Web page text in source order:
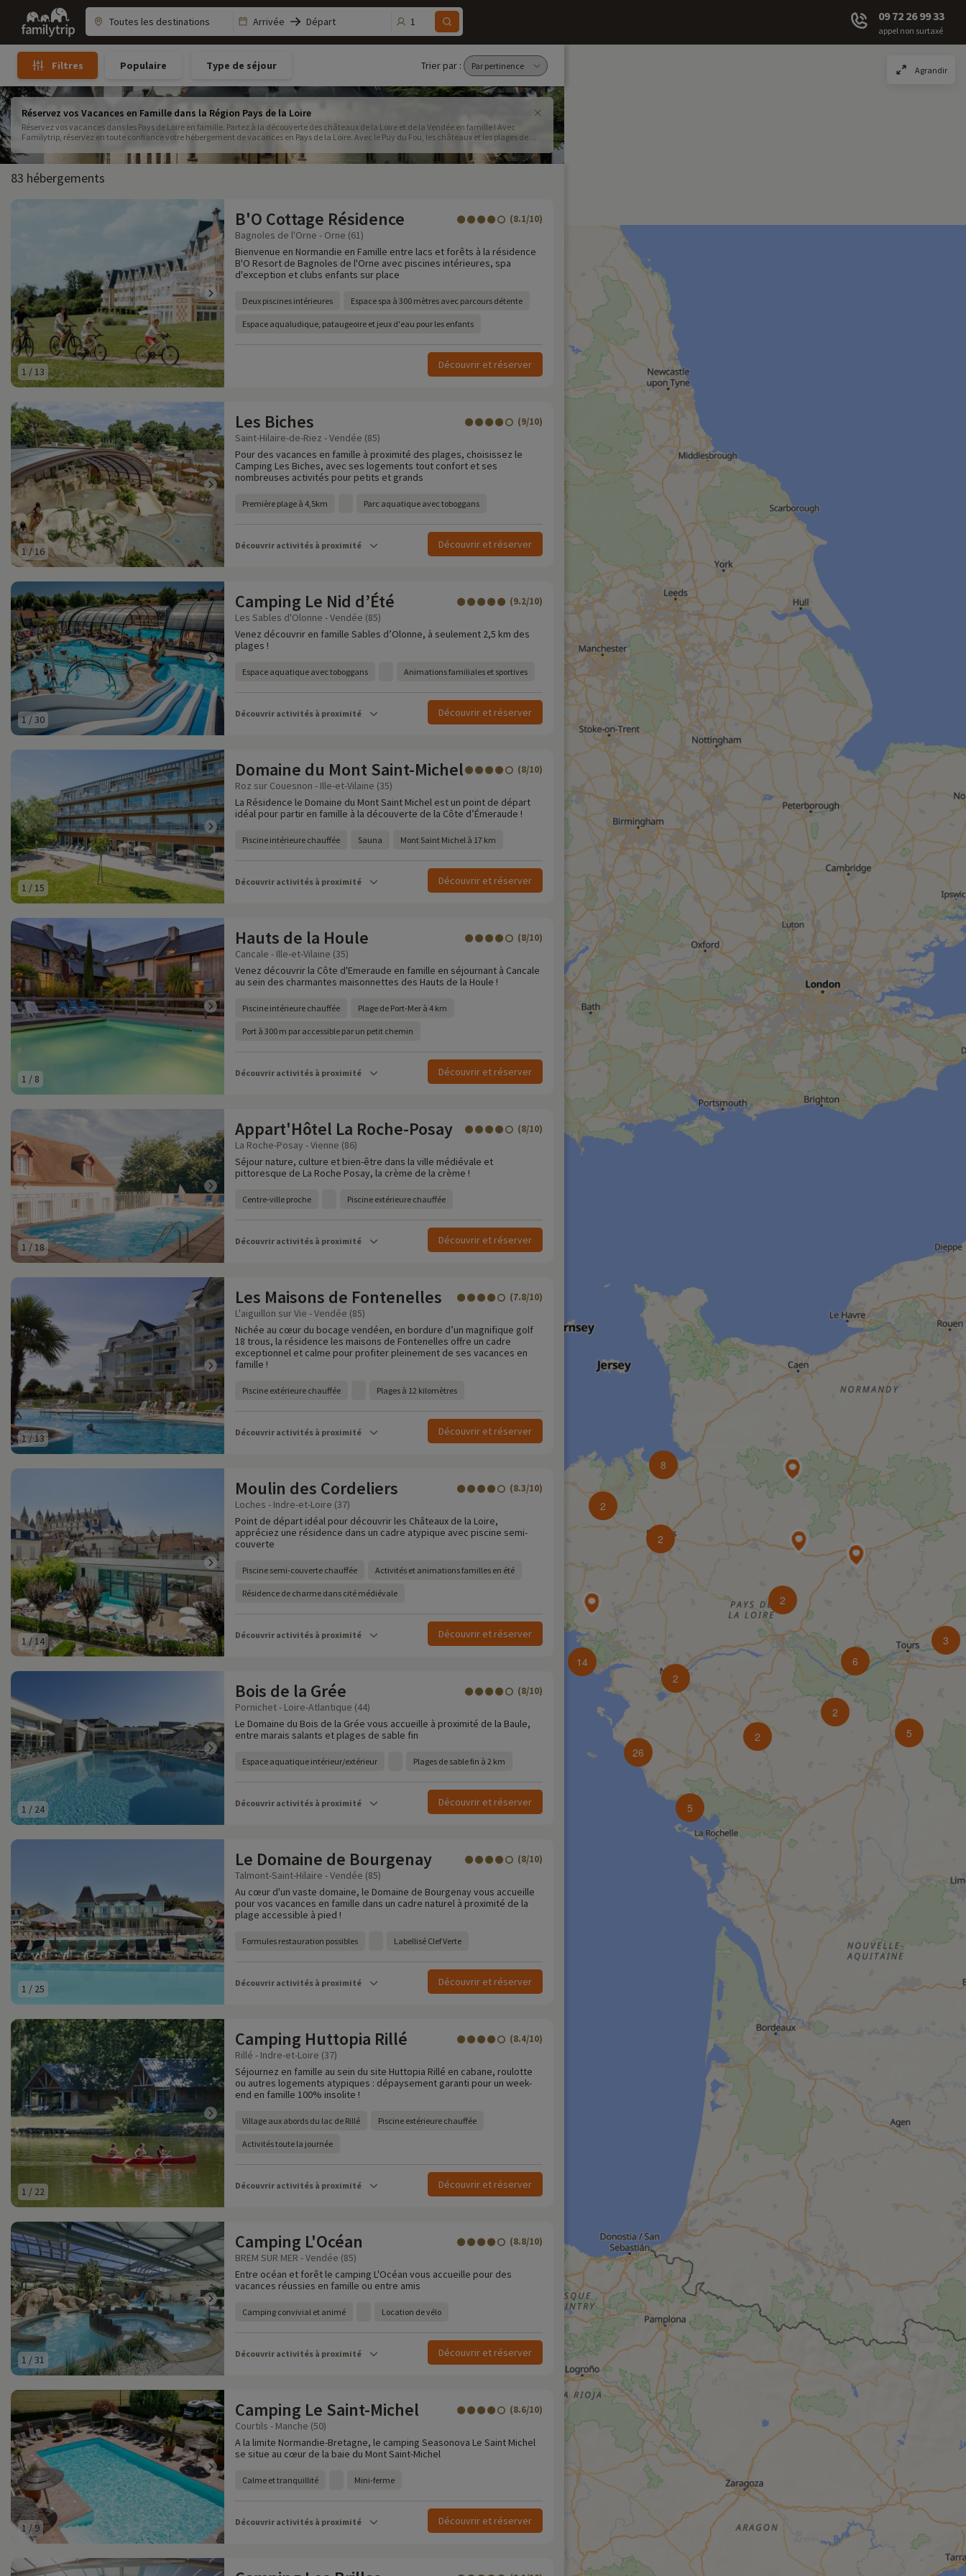
Family
trip
Arrivée Départ 1 09 72 26 99 33
appel non surtaxé
Filtres Populaire Type de séjour Trier par :
Réservez vos Vacances en Famille dans la Région Pays de la Loire
Réservez vos vacances dans les Pays de Loire en famille. Partez à la découverte des châteaux de la Loire et de la Vendée en famille ! Avec
Familytrip, réservez en toute confiance votre hébergement de vacances en Pays de la Loire. Avec le Puy du Fou, les châteaux et les plages de
83 hébergements
1 /13
B'O Cottage Résidence (8.1/10)
Bagnoles de l'Orne - Orne (61)
Bienvenue en Normandie en Famille entre lacs et forêts à la résidence
B'O Resort de Bagnoles de l'Orne avec piscines intérieures, spa
d'exception et clubs enfants sur place
Deux piscines intérieures Espace spa à 300 mètres avec parcours détente
Espace aqualudique, pataugeoire et jeux d'eau pour les enfants
Découvrir et réserver
1 /16
Les Biches (9/10)
Saint-Hilaire-de-Riez - Vendée (85)
Pour des vacances en famille à proximité des plages, choisissez le
Camping Les Biches, avec ses logements tout confort et ses
nombreuses activités pour petits et grands
Première plage à 4,5km Parc aquatique avec toboggans
Découvrir activités à proximité Découvrir et réserver
1 /30
Camping Le Nid d’Été (9.2/10)
Les Sables d'Olonne - Vendée (85)
Venez découvrir en famille Sables d’Olonne, à seulement 2,5 km des
plages !
Espace aquatique avec toboggans Animations familiales et sportives
Découvrir activités à proximité Découvrir et réserver
1 /15
Domaine du Mont Saint-Michel (8/10)
Roz sur Couesnon - Ille-et-Vilaine (35)
La Résidence le Domaine du Mont Saint Michel est un point de départ
idéal pour partir en famille à la découverte de la Côte d’Émeraude !
Piscine intérieure chauffée Sauna Mont Saint Michel à 17 km
Découvrir activités à proximité Découvrir et réserver
1 / 8
Hauts de la Houle (8/10)
Cancale - Ille-et-Vilaine (35)
Venez découvrir la Côte d'Emeraude en famille en séjournant à Cancale
au sein des charmantes maisonnettes des Hauts de la Houle !
Piscine intérieure chauffée Plage de Port-Mer à 4 km
Port à 300 m par accessible par un petit chemin
Découvrir activités à proximité Découvrir et réserver
1 /18
Appart'Hôtel La Roche-Posay (8/10)
La Roche-Posay - Vienne (86)
Séjour nature, culture et bien-être dans la ville médiévale et
pittoresque de La Roche Posay, la crème de la crème !
Centre-ville proche Piscine extérieure chauffée
Découvrir activités à proximité Découvrir et réserver
1/13
Les Maisons de Fontenelles (7.8/10)
L'aiguillon sur Vie - Vendée (85)
Nichée au cœur du bocage vendéen, en bordure d’un magnifique golf
18 trous, la résidence les maisons de Fontenelles offre un cadre
exceptionnel et calme pour profiter pleinement de ses vacances en
famille !
Piscine extérieure chauffée Plages à 12 kilomètres
Découvrir activités à proximité Découvrir et réserver
1 /14
Moulin des Cordeliers (8.3/10)
Loches - Indre-et-Loire (37)
Point de départ idéal pour découvrir les Châteaux de la Loire,
appréciez une résidence dans un cadre atypique avec piscine semi-
couverte
Piscine semi-couverte chauffée Activités et animations familles en été
Résidence de charme dans cité médiévale
Découvrir activités à proximité Découvrir et réserver
1 / 24
Bois de la Grée (8/10)
Pornichet - Loire-Atlantique (44)
Le Domaine du Bois de la Grée vous accueille à proximité de la Baule,
entre marais salants et plages de sable fin
Espace aquatique intérieur/extérieur Plages de sable fin à 2 km
Découvrir activités à proximité Découvrir et réserver
1 / 25
Le Domaine de Bourgenay (8/10)
Talmont-Saint-Hilaire - Vendée (85)
Au cœur d'un vaste domaine, le Domaine de Bourgenay vous accueille
pour vos vacances en famille dans un cadre naturel à proximité de la
plage accessible à pied !
Formules restauration possibles Labellisé Clef Verte
Découvrir activités à proximité Découvrir et réserver
1 / 22
Camping Huttopia Rillé (8.4/10)
Rillé - Indre-et-Loire (37)
Séjournez en famille au sein du site Huttopia Rillé en cabane, roulotte
ou autres logements atypiques : dépaysement garanti pour un week-
end en famille 100% insolite !
Village aux abords du lac de Rillé Piscine extérieure chauffée
Activités toute la journée
Découvrir activités à proximité Découvrir et réserver
1 /31
Camping L'Océan (8.8/10)
BREM SUR MER - Vendée (85)
Entre océan et forêt le camping L'Océan vous accueille pour des
vacances réussies en famille ou entre amis
Camping convivial et animé Location de vélo
Découvrir activités à proximité Découvrir et réserver
1 / 9
Camping Le Saint-Michel (8.6/10)
Courtils - Manche (50)
A la limite Normandie-Bretagne, le camping Seasonova Le Saint Michel
se situe au cœur de la baie du Mont Saint-Michel
Calme et tranquillité Mini-ferme
Découvrir activités à proximité Découvrir et réserver
Agrandir
5
6
2
2
3
26
8
14
2
2
5
2
2